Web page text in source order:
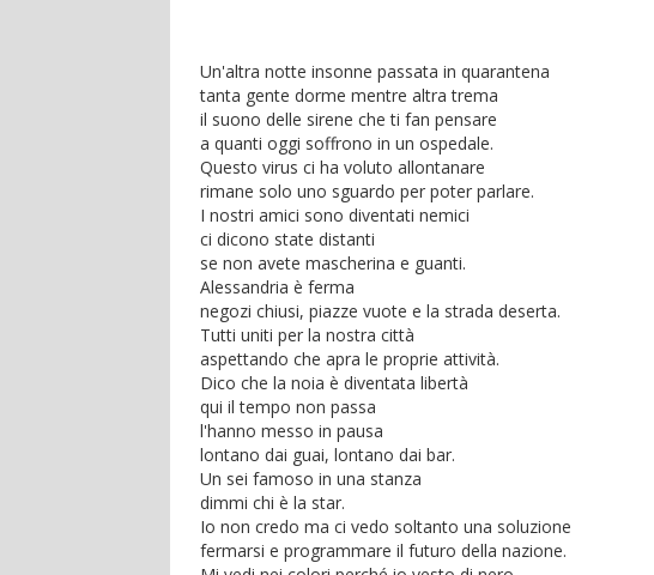
Un'altra notte insonne passata in quarantena
tanta gente dorme mentre altra trema
il suono delle sirene che ti fan pensare
a quanti oggi soffrono in un ospedale.
Questo virus ci ha voluto allontanare
rimane solo uno sguardo per poter parlare.
I nostri amici sono diventati nemici
ci dicono state distanti
se non avete mascherina e guanti.
Alessandria è ferma
negozi chiusi, piazze vuote e la strada deserta.
Tutti uniti per la nostra città
aspettando che apra le proprie attività.
Dico che la noia è diventata libertà
qui il tempo non passa
l'hanno messo in pausa
lontano dai guai, lontano dai bar.
Un sei famoso in una stanza
dimmi chi è la star.
Io non credo ma ci vedo soltanto una soluzione
fermarsi e programmare il futuro della nazione.